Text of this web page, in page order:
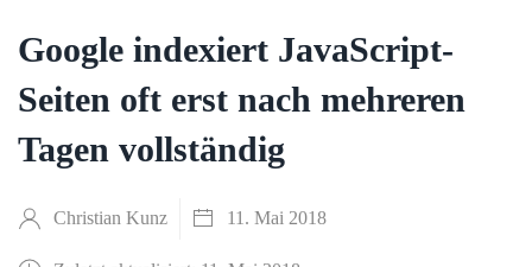
Google indexiert JavaScript-
Seiten oft erst nach mehreren
Tagen vollständig
Christian Kunz 11. Mai 2018